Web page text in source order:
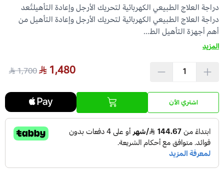
المستلزمات الجراحية
عدسات يومية
عرض الكل
العناية بالحواجب
مستلزمات المكياج
Orthodontics
Temporary Materials & Crwon Bridge
Cement & Linear
Prevention& Oral Hygiene
X-ray
Students Training & Instruments
دراجة العلاج الطبيعي الكهربائية لتحريك الأرجل وإعادة التأهيلتُعد
دراجة العلاج الطبيعي الكهربائية لتحريك الأرجل وإعادة التأهيل من
أهم أجهزة التأهيل الط...
المزيد
1,480
1,700
اشتري الآن